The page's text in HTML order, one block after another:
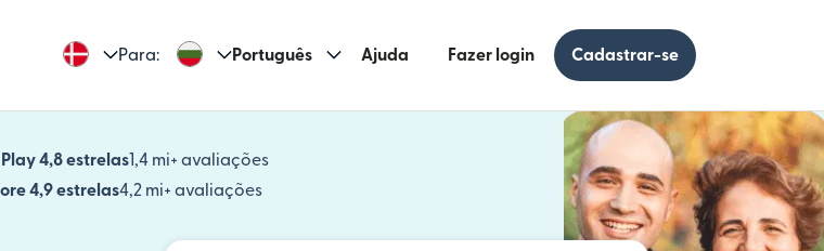
Para: Português Ajuda Fazer login Cadastrar-se
4,8 estrelas1,4 mi+ avaliações
(abre em uma nova janela)
4,9 estrelas4,2 mi+ avaliações
(abre em uma nova janela)